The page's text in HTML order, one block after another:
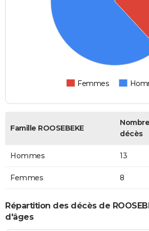
Femmes
Famille ROOSEBEKE
décès
Hommes 13
Femmes 8
Répartition des décès de
d'âges